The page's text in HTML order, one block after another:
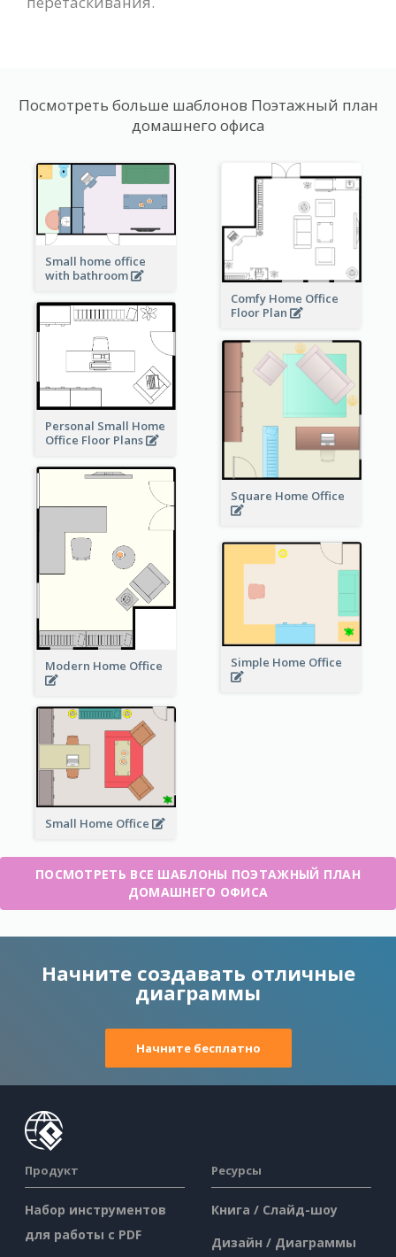
Посмотреть больше шаблонов Поэтажный план
домашнего офиса
Small home office
with bathroom
Comfy Home Office
Floor Plan
Personal Small Home
Office Floor Plans
Square Home Office
Modern Home Office Simple Home Office
Small Home Office
ПОСМОТРЕТЬ ВСЕ ШАБЛОНЫ ПОЭТАЖНЫЙ ПЛАН
ДОМАШНЕГО ОФИСА
Начните создавать отличные
диаграммы
Начните бесплатно
Продукт
Набор инструментов
для работы с PDF
Ресурсы
Книга / Слайд-шоу
Дизайн / Диаграммы